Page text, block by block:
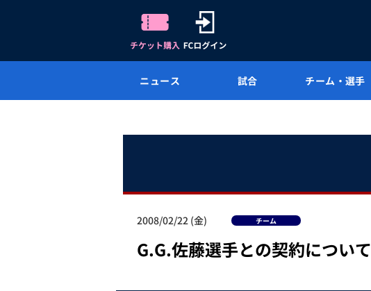
ニュース 試合 チーム・選手
2008/02/22 (金) チーム
G.G.佐藤選手との契約について